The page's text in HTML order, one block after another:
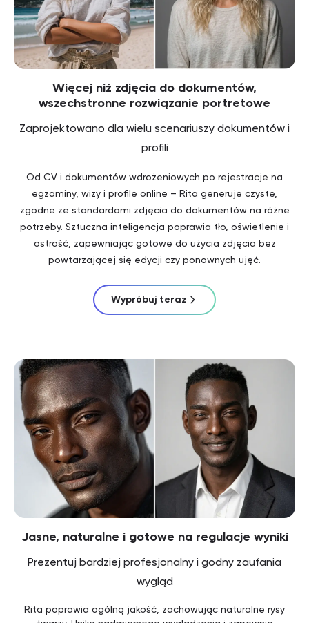
Więcej niż zdjęcia do dokumentów,
wszechstronne rozwiązanie portretowe
Zaprojektowano dla wielu scenariuszy dokumentów i
profili
Od CV i dokumentów wdrożeniowych po rejestracje na
egzaminy, wizy i profile online – Rita generuje czyste,
zgodne ze standardami zdjęcia do dokumentów na różne
potrzeby. Sztuczna inteligencja poprawia tło, oświetlenie i
ostrość, zapewniając gotowe do użycia zdjęcia bez
powtarzającej się edycji czy ponownych ujęć.
Wypróbuj teraz
Jasne, naturalne i gotowe na regulacje wyniki
Prezentuj bardziej profesjonalny i godny zaufania
wygląd
Rita poprawia ogólną jakość, zachowując naturalne rysy